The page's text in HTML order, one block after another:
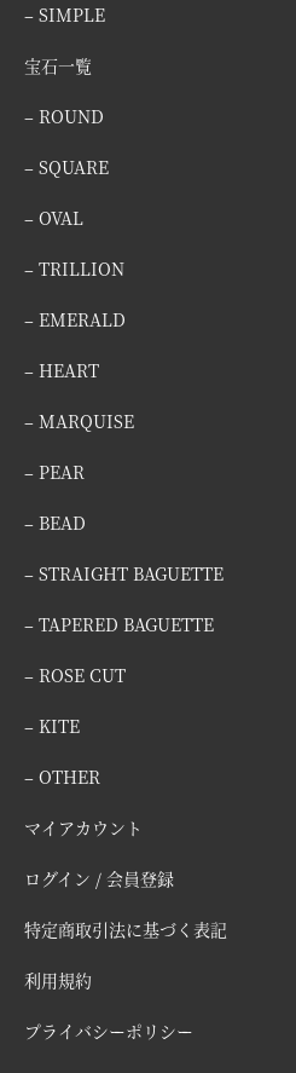
– SIMPLE
宝石一覧
– ROUND
– SQUARE
– OVAL
– TRILLION
– EMERALD
– HEART
– MARQUISE
– PEAR
– BEAD
– STRAIGHT BAGUETTE
– TAPERED BAGUETTE
– ROSE CUT
– KITE
– OTHER
マイアカウント
ログイン / 会員登録
特定商取引法に基づく表記
利用規約
プライバシーポリシー